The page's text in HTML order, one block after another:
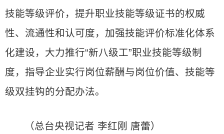
技能等级评价，提升职业技能等级证书的权威
性、流通性和认可度，加强技能评价标准化体系
化建设，大力推行“新八级工”职业技能等级制
度，指导企业实行岗位薪酬与岗位价值、技能等
级双挂钩的分配办法。
（总台央视记者 李红刚 唐蕾）